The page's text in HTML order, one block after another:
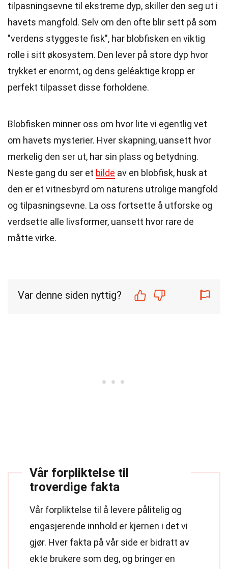
tilpasningsevne til ekstreme dyp, skiller den seg ut i
havets mangfold. Selv om den ofte blir sett på som
"verdens styggeste fisk", har blobfisken en viktig
rolle i sitt økosystem. Den lever på store dyp hvor
trykket er enormt, og dens geléaktige kropp er
perfekt tilpasset disse forholdene.
Blobfisken minner oss om hvor lite vi egentlig vet
om havets mysterier. Hver skapning, uansett hvor
merkelig den ser ut, har sin plass og betydning.
Neste gang du ser et bilde av en blobfisk, husk at
den er et vitnesbyrd om naturens utrolige mangfold
og tilpasningsevne. La oss fortsette å utforske og
verdsette alle livsformer, uansett hvor rare de
måtte virke.
Var denne siden nyttig?
Vår forpliktelse til
troverdige fakta
Vår forpliktelse til å levere pålitelig og
engasjerende innhold er kjernen i det vi
gjør. Hver fakta på vår side er bidratt av
ekte brukere som deg, og bringer en